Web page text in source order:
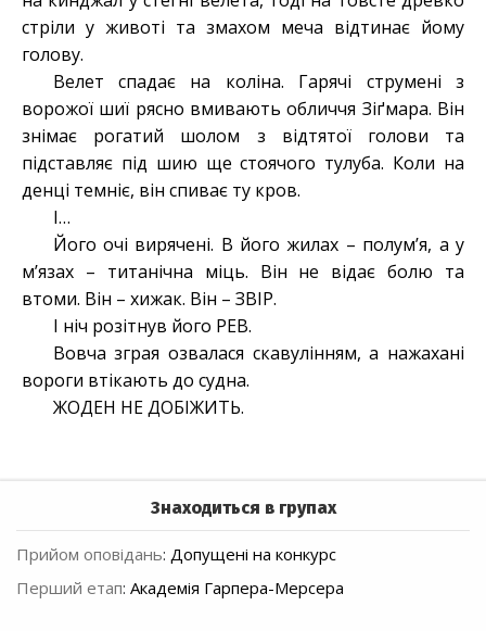
стріли у животі та змахом меча відтинає йому
голову.
Велет спадає на коліна. Гарячі струмені з
ворожої шиї рясно вмивають обличчя Зіґмара. Він
знімає рогатий шолом з відтятої голови та
підставляє під шию ще стоячого тулуба. Коли на
денці темніє, він спиває ту кров.
І…
Його очі вирячені. В його жилах – полум’я, а у
м’язах – титанічна міць. Він не відає болю та
втоми. Він – хижак. Він – ЗВІР.
І ніч розітнув його РЕВ.
Вовча зграя озвалася скавулінням, а нажахані
вороги втікають до судна.
ЖОДЕН НЕ ДОБІЖИТЬ.
Знаходиться в групах
Прийом оповідань: Допущені на конкурс
Перший етап: Академія Гарпера-Мерсера